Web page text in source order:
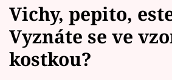
Témata
Celebrity
Vichy, pepito,
Vyznáte se ve
kostkou?